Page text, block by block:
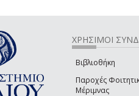
ΧΡΗΣΙΜΟΙ
Βιβλιοθήκη
Παροχές
Μέριμνας